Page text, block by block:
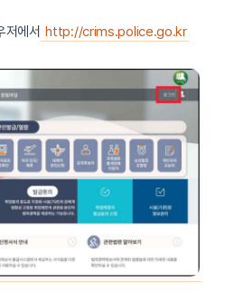
저에서 http://crims.police.go.kr